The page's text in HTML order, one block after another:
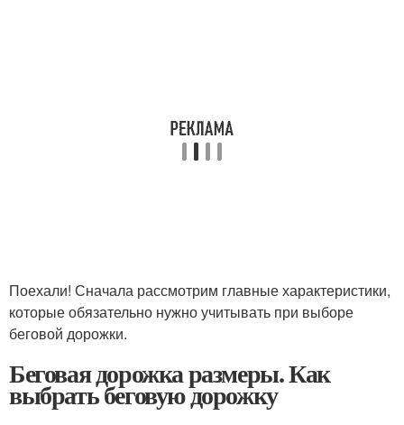
Поехали! Сначала рассмотрим главные характеристики,
которые обязательно нужно учитывать при выборе
беговой дорожки.
Беговая дорожка размеры. Как
выбрать беговую дорожку